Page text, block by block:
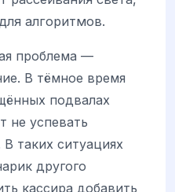
алгоритмов.
проблема —
В тёмное время
подвалах
не успевать
таких ситуациях
другого
кассира добавить